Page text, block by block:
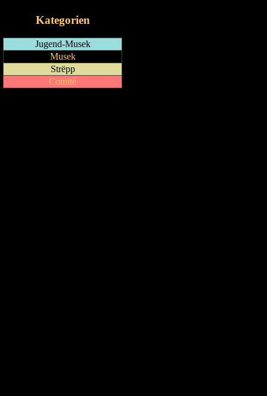
Kategorien
Jugend-Musek
Musek
Strëpp
Comité